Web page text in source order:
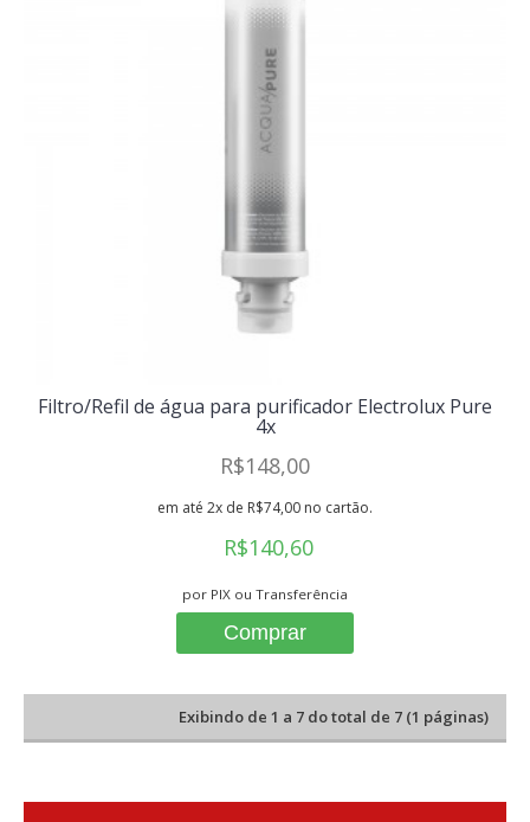
Filtro/Refil de água para purificador Electrolux Pure
4x
R$148,00
em até 2x de R$74,00 no cartão.
R$140,60
por PIX ou Transferência
Comprar
Exibindo de 1 a 7 do total de 7 (1 páginas)